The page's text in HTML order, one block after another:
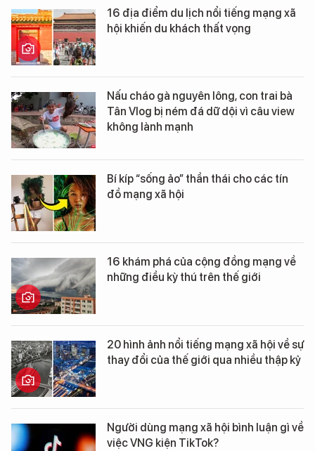
16 địa điểm du lịch nổi tiếng mạng xã
hội khiến du khách thất vọng
Nấu cháo gà nguyên lông, con trai bà
Tân Vlog bị ném đá dữ dội vì câu view
không lành mạnh
Bí kíp “sống ảo” thần thái cho các tín
đồ mạng xã hội
16 khám phá của cộng đồng mạng về
những điều kỳ thú trên thế giới
20 hình ảnh nổi tiếng mạng xã hội về sự
thay đổi của thế giới qua nhiều thập kỷ
Người dùng mạng xã hội bình luận gì về
việc VNG kiện TikTok?